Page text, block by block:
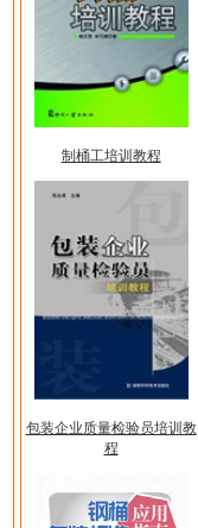
制桶工培训教程
包装企业质量检验员培训教
程